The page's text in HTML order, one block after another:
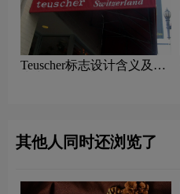
Teuscher标志设计含义及巧
其他人同时还浏览了